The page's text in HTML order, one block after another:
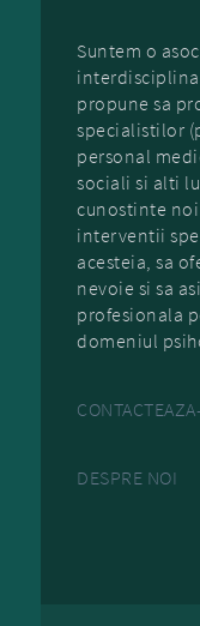
Suntem o
propune sa
specialistilor
personal
sociali si alti
cunostinte noi
interventii
acesteia, sa
nevoie si sa
profesionala
domeniul
DESPRE NOI